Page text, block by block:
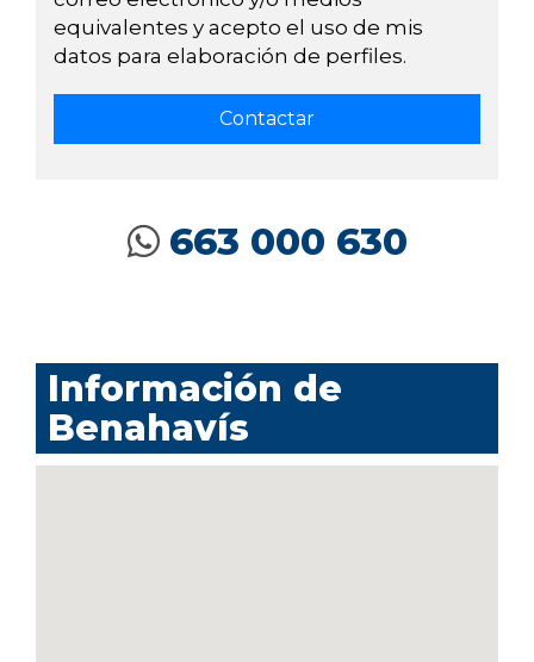
equivalentes y acepto el uso de mis
datos para elaboración de perfiles.
663 000 630
Información de
Benahavís